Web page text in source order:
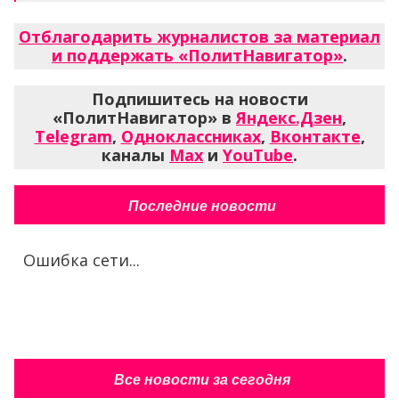
Отблагодарить журналистов за материал
и поддержать «ПолитНавигатор».
Подпишитесь на новости
«ПолитНавигатор» вЯндекс.Дзен,
Telegram, Одноклассниках, Вконтакте,
каналы Max и YouTube.
Последние новости
Ошибка сети...
Все новости за сегодня